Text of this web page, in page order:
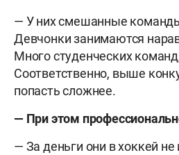
— У них смешанные
Девчонки занимаются
Много студенческих
Соответственно, выше
попасть сложнее.
— При этом
— За деньги они в хоккей